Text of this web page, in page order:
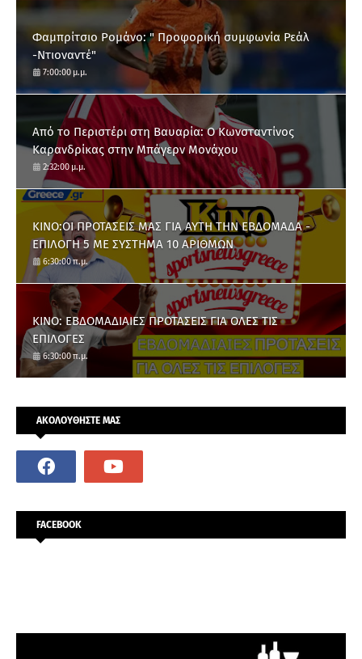
Φαμπρίτσιο Ρομάνο: " Προφορική συμφωνία Ρεάλ
-Ντιοναντέ"
7:00:00 μ.μ.
Από το Περιστέρι στη Βαυαρία: O Κωνσταντίνος
Καρανδρίκας στην Μπάγερν Μονάχου
2:32:00 μ.μ.
ΚΙΝΟ:ΟΙ ΠΡΟΤΑΣΕΙΣ ΜΑΣ ΓΙΑ ΑΥΤΗ ΤΗΝ ΕΒΔΟΜΑΔΑ -
ΕΠΙΛΟΓΗ 5 ΜΕ ΣΥΣΤΗΜΑ 10 ΑΡΙΘΜΩΝ
6:30:00 π.μ.
ΚΙΝΟ: ΕΒΔΟΜΑΔΙΑΙΕΣ ΠΡΟΤΑΣΕΙΣ ΓΙΑ ΟΛΕΣ ΤΙΣ
ΕΠΙΛΟΓΕΣ
6:30:00 π.μ.
ΑΚΟΛΟΥΘΗΣΤΕ ΜΑΣ
FACEBOOK